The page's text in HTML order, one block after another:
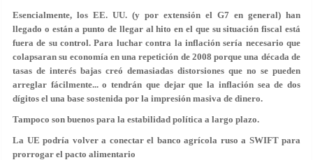
Esencialmente, los EE. UU. (y por extensión el G7 en general) han
llegado o están a punto de llegar al hito en el que su situación fiscal está
fuera de su control. Para luchar contra la inflación sería necesario que
colapsaran su economía en una repetición de 2008 porque una década de
tasas de interés bajas creó demasiadas distorsiones que no se pueden
arreglar fácilmente... o tendrán que dejar que la inflación sea de dos
dígitos el una base sostenida por la impresión masiva de dinero.
Tampoco son buenos para la estabilidad política a largo plazo.
La UE podría volver a conectar el banco agrícola ruso a SWIFT para
prorrogar el pacto alimentario